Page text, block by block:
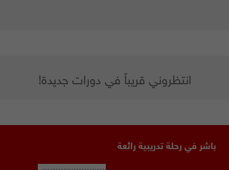
انتظروني قريباً في دورات جديدة!
باشر في رحلة تدريبية رائعة